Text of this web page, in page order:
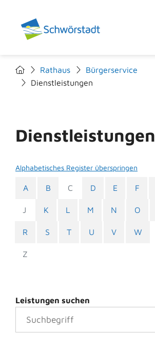
Rathaus
Bürgerservice
Dienstleistungen
Dienstleistungen
Alphabetisches Register überspringen
A B C D E F
J K L M N O
R S T U V W
Z
Leistungen suchen